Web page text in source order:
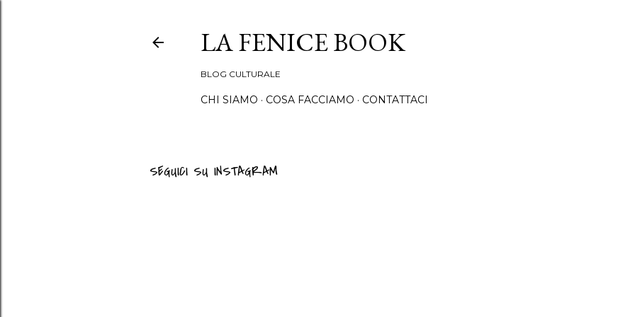
LA FENICE BOOK
BLOG CULTURALE
CHI SIAMO COSA FACCIAMO CONTATTACI
SEGUICI SU INSTAGRAM